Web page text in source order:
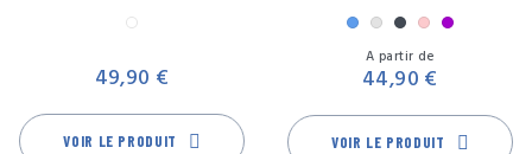
Blanc
49,90 €
VOIR LE PRODUIT
BleuGrisNoirRoseViolet
A partir de
44,90 €
VOIR LE PRODUIT